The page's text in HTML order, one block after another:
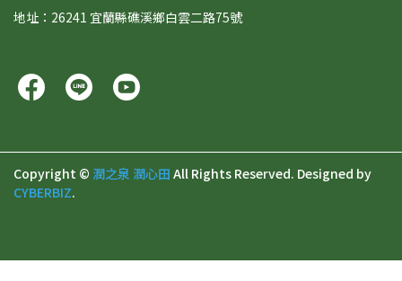
地址：26241 宜蘭縣礁溪鄉白雲二路75號
Copyright © 潤之泉 潤心田 All Rights Reserved. Designed by
CYBERBIZ.